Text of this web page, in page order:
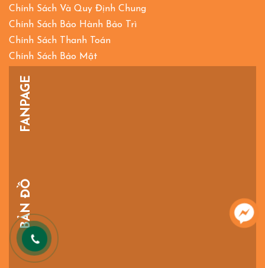
Chính Sách Và Quy Định Chung
Chính Sách Bảo Hành Bảo Trì
Chính Sách Thanh Toán
Chính Sách Bảo Mật
FANPAGE
BẢN ĐỒ